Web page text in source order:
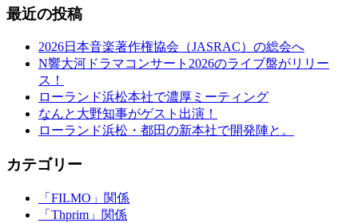
最近の投稿
2026日本音楽著作権協会（JASRAC）の総会へ
N響大河ドラマコンサート2026のライブ盤がリリー
ス！
ローランド浜松本社で濃厚ミーティング
なんと大野知事がゲスト出演！
ローランド浜松・都田の新本社で開発陣と。
カテゴリー
「FILMO」関係
「Thprim」関係